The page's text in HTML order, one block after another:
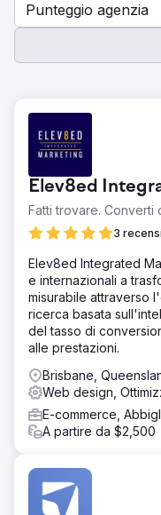
Punteggio agenzia
Elev8ed
Fatti trovare. Converti
3
Elev8ed Integrated
e internazionali a
misurabile attraverso
ricerca basata
del tasso di
alle prestazioni.
Brisbane,
Web design,
E-commerce,
A partire da $2,500